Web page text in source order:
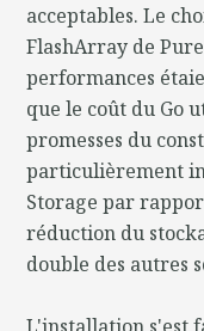
acceptables. Le
FlashArray de
performances
que le coût du Go
promesses du
particulièrement
Storage par
réduction du
double des autres
L'installation s'est